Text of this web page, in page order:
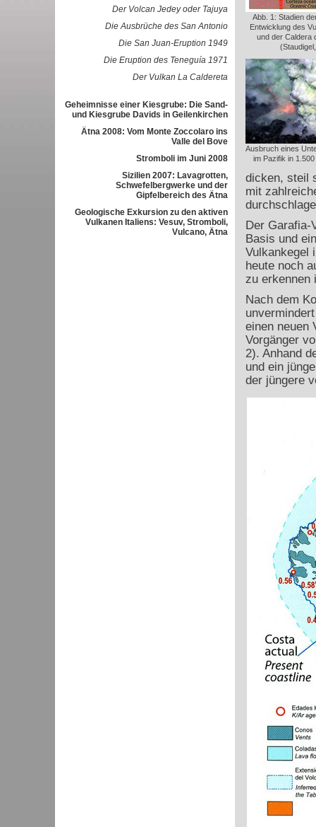
Der Volcan Jedey oder Tajuya
Die Ausbrüche des San Antonio
Die San Juan-Eruption 1949
Die Eruption des Teneguía 1971
Der Vulkan La Caldereta
Geheimnisse einer Kiesgrube: Die Sand-
und Kiesgrube Davids in Geilenkirchen
Ätna 2008: Vom Monte Zoccolaro ins
Valle del Bove
Stromboli im Juni 2008
Sizilien 2007: Lavagrotten,
Schwefelbergwerke und der
Gipfelbereich des Ätna
Geologische Exkursion zu den aktiven
Vulkanen Italiens: Vesuv, Stromboli,
Vulcano, Ätna
Abb. 1: Stadien
Entwicklung des
und der Caldera
Ausbruch eines
im Pazifik in
dicken, steil
mit
Der Garafia-
Basis und
Vulkankegel
heute noch
zu erkennen
Nach dem
einen neuen
Vorgänger
2). Anhand
und ein
der jüngere